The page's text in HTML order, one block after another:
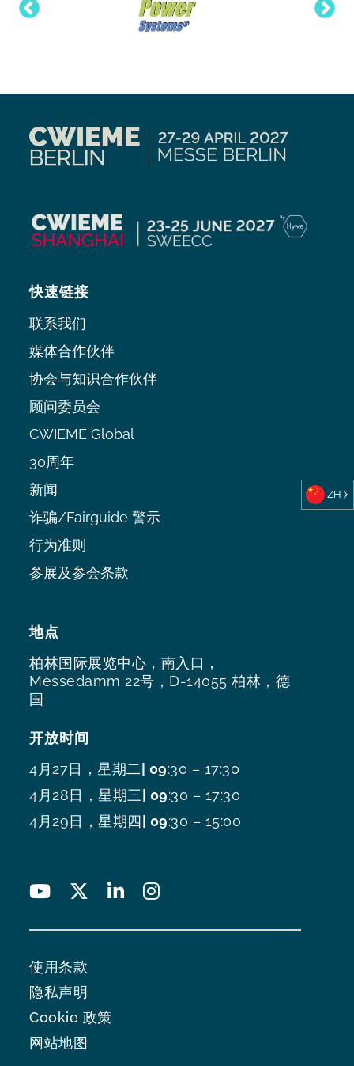
地点
柏林国际展览中心，南入口，
Messedamm 22号，D-14055 柏林，德
国
开放时间
4月27日，星期二| 09:30 – 17:30
4月28日，星期三| 09:30 – 17:30
4月29日，星期四| 09:30 – 15:00
快速链接
联系我们
媒体合作伙伴
协会与知识合作伙伴
顾问委员会
CWIEME Global
30周年
新闻
诈骗/Fairguide 警示
行为准则
参展及参会条款
使用条款
隐私声明
Cookie 政策
网站地图
ZH